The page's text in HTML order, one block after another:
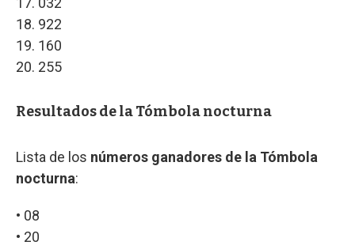
18. 922
19. 160
20. 255
Resultados de la Tómbola nocturna
Lista de los números ganadores de la Tómbola
nocturna:
• 08
• 20